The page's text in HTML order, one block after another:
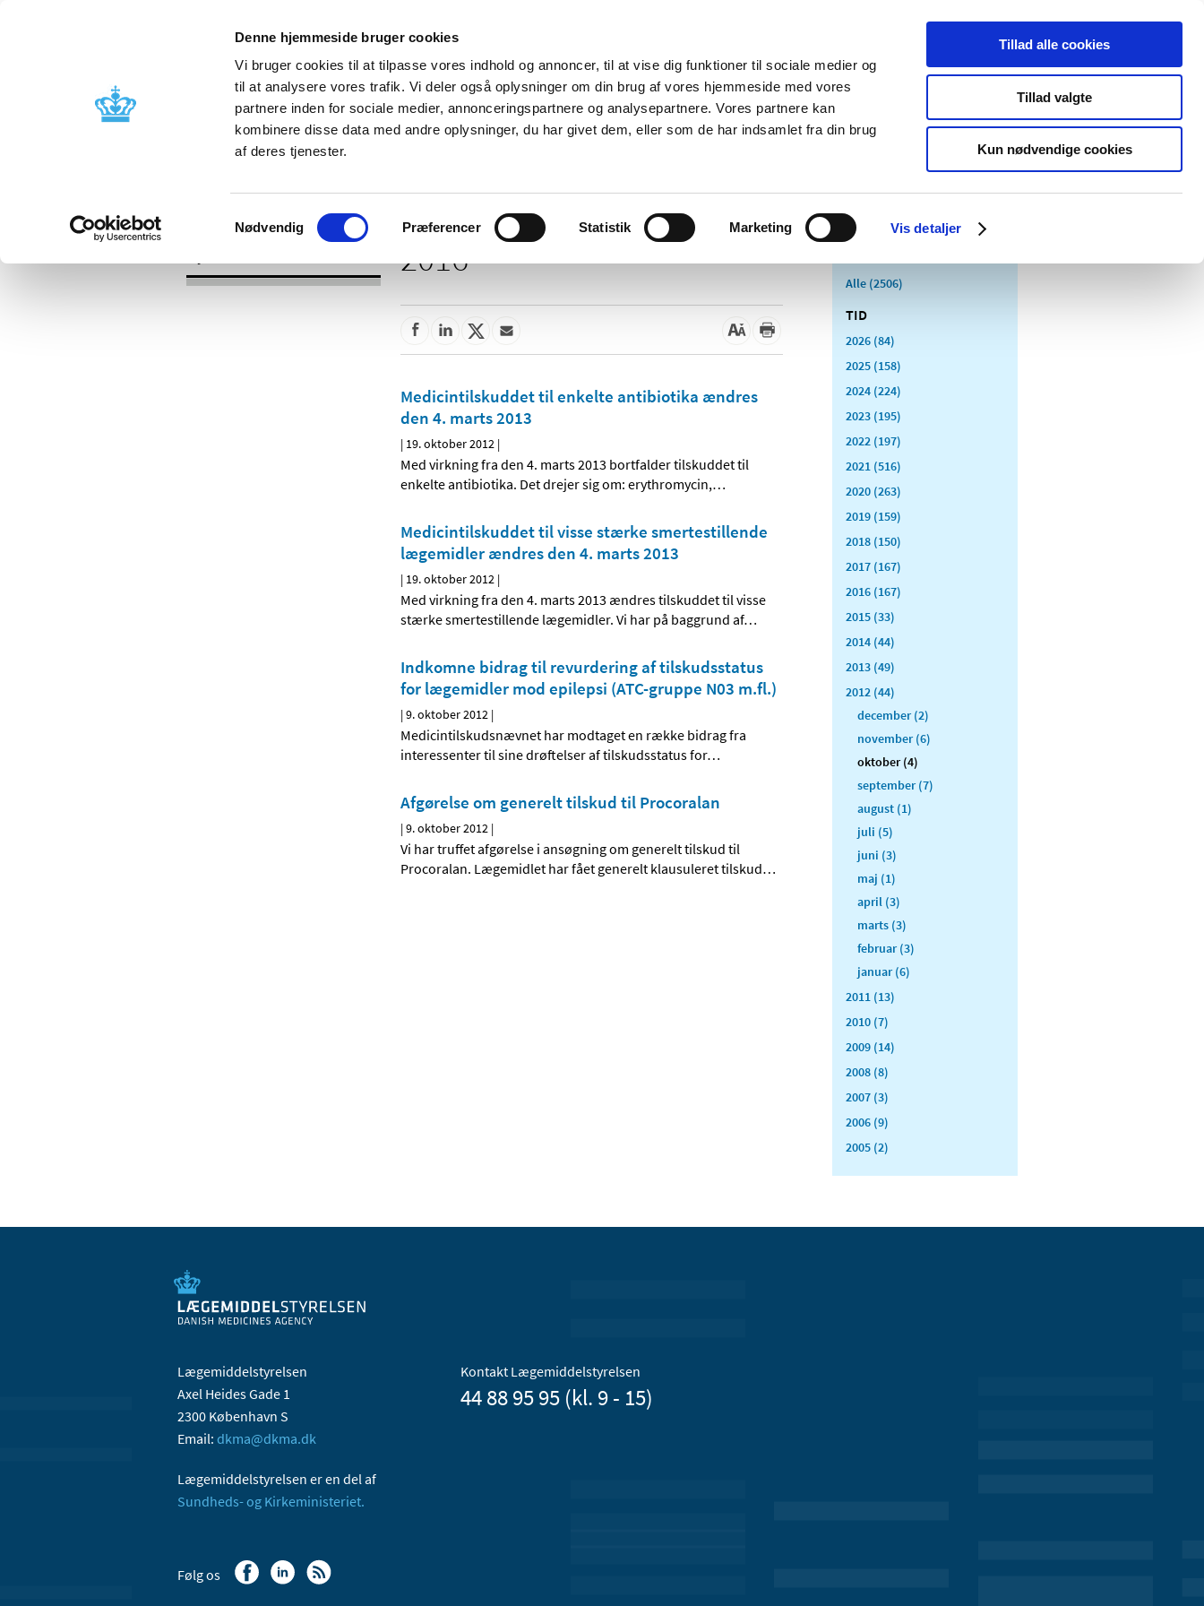
Denne hjemmeside bruger cookies
Vi bruger cookies til at tilpasse vores indhold og annoncer, til at vise dig funktioner til sociale medier og
til at analysere vores trafik. Vi deler også oplysninger om din brug af vores hjemmeside med vores
partnere inden for sociale medier, annonceringspartnere og analysepartnere. Vores partnere kan
kombinere disse data med andre oplysninger, du har givet dem, eller som de har indsamlet fra din brug
af deres tjenester.
Samtykkevalg
Nødvendig Præferencer Statistik Marketing Vis detaljer
Tillad alle cookies
Tillad valgte
Kun nødvendige cookies
Nyheder Om os Kontakt Udgivelser
Godkendelse og
Bivirkninger og
produktinformation
Tilskud og
Apoteker og salg af
Medicinsk
Særlige
produktområder
2016
Medicintilskuddet til enkelte antibiotika ændres
den 4. marts 2013
| 19. oktober 2012 |
Med virkning fra den 4. marts 2013 bortfalder tilskuddet til
enkelte antibiotika. Det drejer sig om: erythromycin,…
Medicintilskuddet til visse stærke smertestillende
lægemidler ændres den 4. marts 2013
| 19. oktober 2012 |
Med virkning fra den 4. marts 2013 ændres tilskuddet til visse
stærke smertestillende lægemidler. Vi har på baggrund af…
Indkomne bidrag til revurdering af tilskudsstatus
for lægemidler mod epilepsi (ATC-gruppe N03 m.fl.)
|9. oktober 2012 |
Medicintilskudsnævnet har modtaget en række bidrag fra
interessenter til sine drøftelser af tilskudsstatus for…
Afgørelse om generelt tilskud til Procoralan
|9. oktober 2012 |
Vi har truffet afgørelse i ansøgning om generelt tilskud til
Procoralan. Lægemidlet har fået generelt klausuleret tilskud…
Alle (2506)
TID
2026 (84)
2025 (158)
2024 (224)
2023 (195)
2022 (197)
2021 (516)
2020 (263)
2019 (159)
2018 (150)
2017 (167)
2016 (167)
2015 (33)
2014 (44)
2013 (49)
2012 (44)
december (2)
november (6)
oktober (4)
september (7)
august (1)
juli (5)
juni (3)
maj (1)
april (3)
marts (3)
februar (3)
januar (6)
2011 (13)
2010 (7)
2009 (14)
2008 (8)
2007 (3)
2006 (9)
2005 (2)
Lægemiddelstyrelsen
Axel Heides Gade 1
2300 København S
Email: dkma@dkma.dk
Lægemiddelstyrelsen er en del af
Sundheds- og Kirkeministeriet.
Kontakt Lægemiddelstyrelsen
44 88 95 95 (kl. 9 - 15)
Følg os